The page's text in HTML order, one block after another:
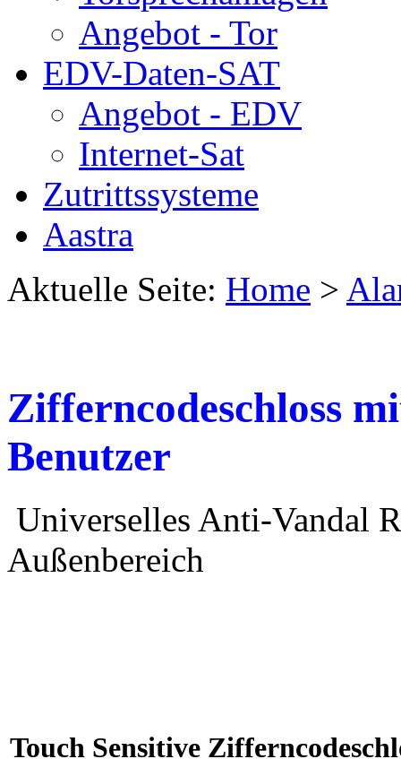
Angebot - Tor
EDV-Daten-SAT
Angebot - EDV
Internet-Sat
Zutrittssysteme
Aastra
Aktuelle Seite: Home >
Zifferncodeschloss
Benutzer
Universelles Anti-Vandal
Außenbereich
Touch Sensitive